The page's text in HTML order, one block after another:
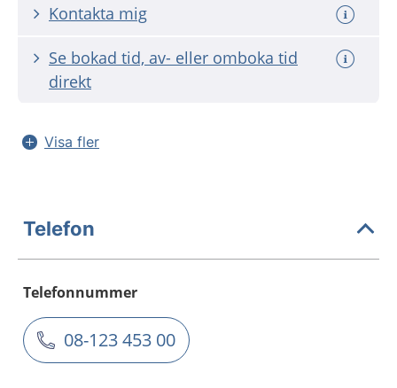
Kontakta mig
Se bokad tid, av- eller omboka tid
direkt
Visa fler
Telefon
Telefonnummer
08-123 453 00